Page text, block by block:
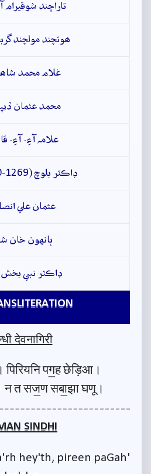
تاراچند شوقيرام
ھوتچند مولچند
غلام محمد
محمد عثمان
علامہ آءِ. آءِ.
ڊاڪٽر بلوچ (1269-1270 ھ)
عثمان علي
ٻانهون خان
ڊاڪٽر نبي بخش
देवनागिरी
पिरियनि पग॒ह छेड़िआ।
न त सज॒ण सबा॒झा घणू।
SINDHI
hey'th, pireen paGah'